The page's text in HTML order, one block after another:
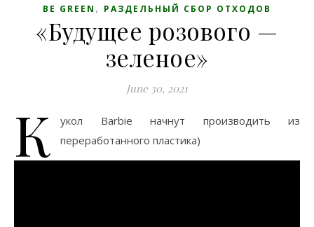
BE GREEN , РАЗДЕЛЬНЫЙ СБОР ОТХОДОВ
«Будущее розового —
зеленое»
June 30, 2021
К
укол Barbie начнут производить из
переработанного пластика)